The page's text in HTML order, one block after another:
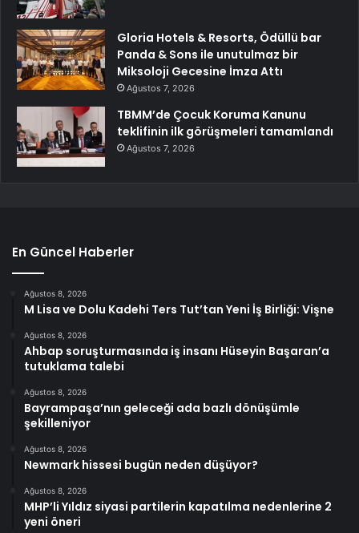
Gloria Hotels & Resorts, Ödüllü bar
Panda & Sons ile unutulmaz bir
Miksoloji Gecesine İmza Attı
Ağustos 7, 2026
TBMM’de Çocuk Koruma Kanunu
teklifinin ilk görüşmeleri tamamlandı
Ağustos 7, 2026
En Güncel Haberler
Ağustos 8, 2026
M Lisa ve Dolu Kadehi Ters Tut’tan Yeni İş Birliği: Vişne
Ağustos 8, 2026
Ahbap soruşturmasında iş insanı Hüseyin Başaran’a
tutuklama talebi
Ağustos 8, 2026
Bayrampaşa’nın geleceği ada bazlı dönüşümle
şekilleniyor
Ağustos 8, 2026
Newmark hissesi bugün neden düşüyor?
Ağustos 8, 2026
MHP’li Yıldız siyasi partilerin kapatılma nedenlerine 2
yeni öneri